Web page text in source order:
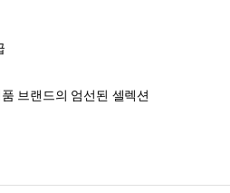
브랜드의 엄선된 셀렉션